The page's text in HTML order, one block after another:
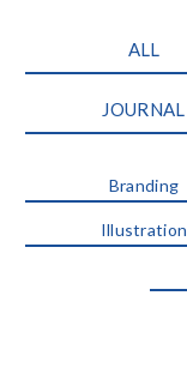
ALL
JOURNAL
Branding
Illustration